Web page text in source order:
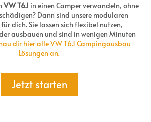
VW T6.1 in einen Camper verwandeln, ohne
Dann sind unsere modularen
dich. Sie lassen sich flexibel nutzen,
ausbauen und sind in wenigen Minuten
dir hier alle VW T6.1 Campingausbau
Lösungen an.
Jetzt starten